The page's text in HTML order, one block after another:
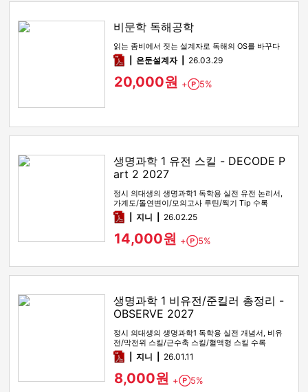
비문학 독해공학
읽는 좀비에서 짓는 설계자로 독해의 OS를 바꾸다
pdf은둔설계자 26.03.29
20,000원 + Point
5%
생명과학 1 유전 스킬 - DECODE P
art 2 2027
정시 의대생의 생명과학1 독학용 실전 유전 논리서,
가계도/돌연변이/모의고사 루틴/찍기 Tip 수록
pdf지니 26.02.25
14,000원 + Point
5%
생명과학 1 비유전/준킬러 총정리 -
OBSERVE 2027
정시 의대생의 생명과학1 독학용 실전 개념서, 비유
전/막전위 스킬/근수축 스킬/혈액형 스킬 수록
pdf지니 26.01.11
8,000원 + Point
5%